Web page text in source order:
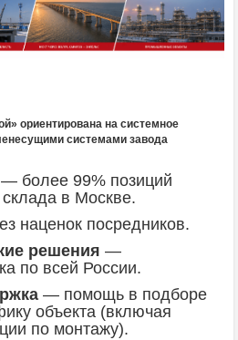
ориентирована на системное
системами завода
— более 99% позиций
склада в Москве.
наценок посредников.
решения —
по всей России.
— помощь в подборе
объекта (включая
по монтажу).